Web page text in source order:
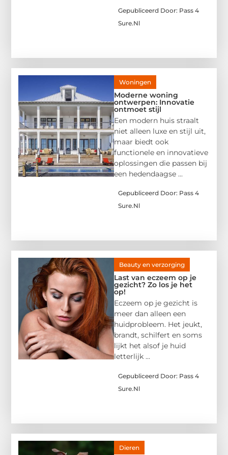
Gepubliceerd Door: Pass 4
Sure.nl
Woningen
Moderne woning
ontwerpen: Innovatie
ontmoet stijl
Een modern huis straalt
niet alleen luxe en stijl uit,
maar biedt ook
functionele en innovatieve
oplossingen die passen bij
een hedendaagse ...
Gepubliceerd Door: Pass 4
Sure.nl
Beauty en verzorging
Last van eczeem op je
gezicht? Zo los je het
op!
Eczeem op je gezicht is
meer dan alleen een
huidprobleem. Het jeukt,
brandt, schilfert en soms
lijkt het alsof je huid
letterlijk ...
Gepubliceerd Door: Pass 4
Sure.nl
Dieren